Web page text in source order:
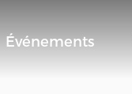
Événements